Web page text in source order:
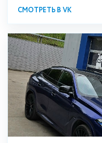
СМОТРЕТЬ В VK